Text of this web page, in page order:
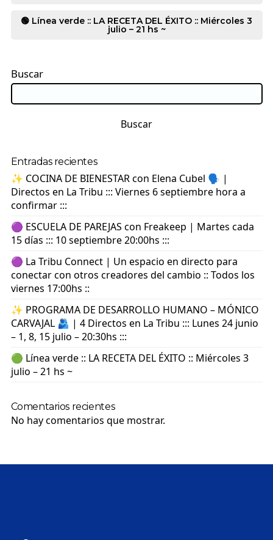
🟢 Línea verde :: LA RECETA DEL ÉXITO :: Miércoles 3
julio – 21 hs ~
Buscar
Buscar
Entradas recientes
✨ COCINA DE BIENESTAR con Elena Cubel 🗣️ |
Directos en La Tribu ::: Viernes 6 septiembre hora a
confirmar :::
🟣 ESCUELA DE PAREJAS con Freakeep | Martes cada
15 días ::: 10 septiembre 20:00hs :::
🟣 La Tribu Connect | Un espacio en directo para
conectar con otros creadores del cambio :: Todos los
viernes 17:00hs ::
✨ PROGRAMA DE DESARROLLO HUMANO – MÓNICO
CARVAJAL 🫂 | 4 Directos en La Tribu ::: Lunes 24 junio
– 1, 8, 15 julio – 20:30hs :::
🟢 Línea verde :: LA RECETA DEL ÉXITO :: Miércoles 3
julio – 21 hs ~
Comentarios recientes
No hay comentarios que mostrar.